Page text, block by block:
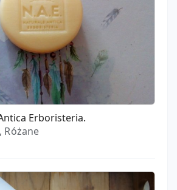
Erboristeria.
Różane